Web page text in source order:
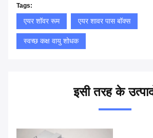
Tags:
एयर शॉवर रूम एयर शावर पास बॉक्स
स्वच्छ कक्ष वायु शोधक
इसी तरह के